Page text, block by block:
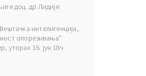
доц. др Лидије
интелигенција,
опорезивања”
уторак 16. јун 18ч